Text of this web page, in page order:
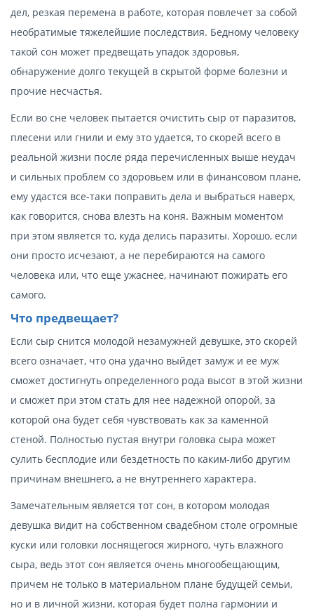
дел, резкая перемена в работе, которая повлечет за собой
необратимые тяжелейшие последствия. Бедному человеку
такой сон может предвещать упадок здоровья,
обнаружение долго текущей в скрытой форме болезни и
прочие несчастья.
Если во сне человек пытается очистить сыр от паразитов,
плесени или гнили и ему это удается, то скорей всего в
реальной жизни после ряда перечисленных выше неудач
и сильных проблем со здоровьем или в финансовом плане,
ему удастся все-таки поправить дела и выбраться наверх,
как говорится, снова влезть на коня. Важным моментом
при этом является то, куда делись паразиты. Хорошо, если
они просто исчезают, а не перебираются на самого
человека или, что еще ужаснее, начинают пожирать его
самого.
Что предвещает?
Если сыр снится молодой незамужней девушке, это скорей
всего означает, что она удачно выйдет замуж и ее муж
сможет достигнуть определенного рода высот в этой жизни
и сможет при этом стать для нее надежной опорой, за
которой она будет себя чувствовать как за каменной
стеной. Полностью пустая внутри головка сыра может
сулить бесплодие или бездетность по каким-либо другим
причинам внешнего, а не внутреннего характера.
Замечательным является тот сон, в котором молодая
девушка видит на собственном свадебном столе огромные
куски или головки лоснящегося жирного, чуть влажного
сыра, ведь этот сон является очень многообещающим,
причем не только в материальном плане будущей семьи,
но и в личной жизни, которая будет полна гармонии и